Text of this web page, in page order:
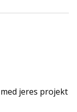
jeres projekt